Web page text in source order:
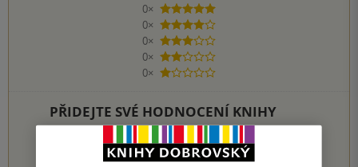
0×
5 hvězdiček
0×
4 hvězdičky
0×
3 hvězdičky
0×
2 hvězdičky
0×
1 hvezdička
PŘIDEJTE SVÉ HODNOCENÍ KNIHY
1 2 3 4 5